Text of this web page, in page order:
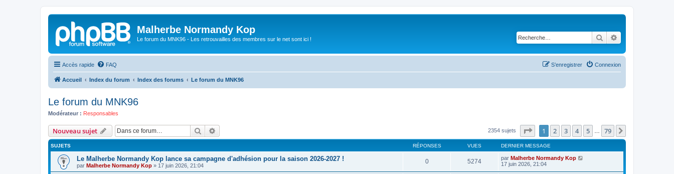
Malherbe Normandy Kop
Le forum du MNK96 - Les retrouvailles des membres sur le net sont ici ! Rechercher
Accès rapide FAQ Connexion
S’enregistrer
Accueil Index du forum Index des forums Le forum du MNK96
Le forum du MNK96
Modérateur : Responsables
Nouveau sujet Rechercher 2354 sujets Page sur79
1 2 3 4 5 79
SUJETS RÉPONSES VUES DERNIER MESSAGE
Le Malherbe Normandy Kop lance sa campagne d'adhésion pour la saison 2026-2027 !
par Malherbe Normandy Kop » 17 juin 2026, 21:04
0 5274 par Malherbe Normandy Kop
17 juin 2026, 21:04